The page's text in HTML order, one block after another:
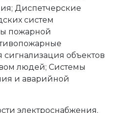
Диспетчерские
систем
пожарной
сигнализация объектов
людей; Системы
и аварийной
электроснабжения.